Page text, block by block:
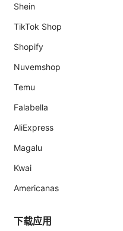
Shein
TikTok Shop
Shopify
Nuvemshop
Temu
Falabella
AliExpress
Magalu
Kwai
Americanas
下载应用